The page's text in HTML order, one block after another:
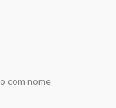
com nome